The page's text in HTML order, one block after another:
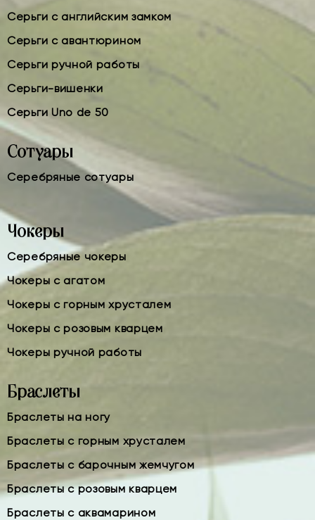
Серьги с английским замком
Серьги с авантюрином
Серьги ручной работы
Серьги-вишенки
Серьги Uno de 50
Сотуары
Серебряные сотуары
Чокеры
Серебряные чокеры
Чокеры с агатом
Чокеры с горным хрусталем
Чокеры с розовым кварцем
Чокеры ручной работы
Браслеты
Браслеты на ногу
Браслеты с горным хрусталем
Браслеты с барочным жемчугом
Браслеты с розовым кварцем
Браслеты с аквамарином